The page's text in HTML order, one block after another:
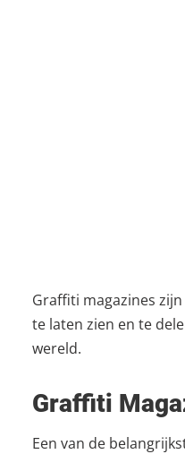
Graffiti magazines
te laten zien en te
wereld.
Graffiti
Een van de